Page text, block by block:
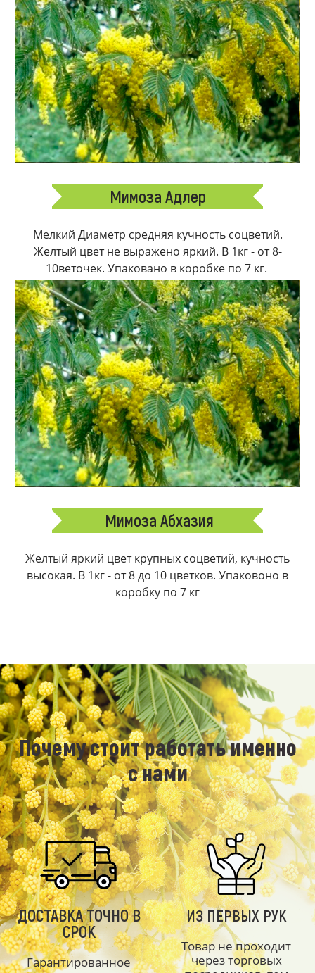
Мимоза Адлер
Мелкий Диаметр средняя кучность соцветий.
Желтый цвет не выражено яркий. В 1кг - от 8-
10веточек. Упаковано в коробке по 7 кг.
Мимоза Абхазия
Желтый яркий цвет крупных соцветий, кучность
высокая. В 1кг - от 8 до 10 цветков. Упаковоно в
коробку по 7 кг
Почему стоит работать именно
с нами
ДОСТАВКА ТОЧНО В
СРОК
Гарантированное
ИЗ ПЕРВЫХ РУК
Товар не проходит
через торговых